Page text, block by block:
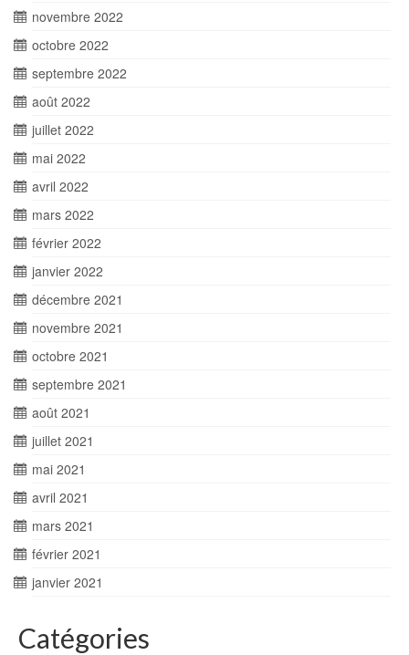
novembre 2022
octobre 2022
septembre 2022
août 2022
juillet 2022
mai 2022
avril 2022
mars 2022
février 2022
janvier 2022
décembre 2021
novembre 2021
octobre 2021
septembre 2021
août 2021
juillet 2021
mai 2021
avril 2021
mars 2021
février 2021
janvier 2021
Catégories